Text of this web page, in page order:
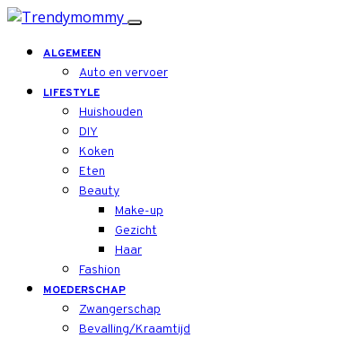
ALGEMEEN
Auto en vervoer
LIFESTYLE
Huishouden
DIY
Koken
Eten
Beauty
Make-up
Gezicht
Haar
Fashion
MOEDERSCHAP
Zwangerschap
Bevalling/Kraamtijd